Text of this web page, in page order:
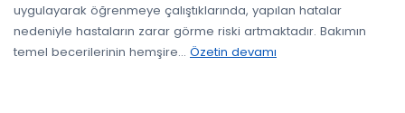
uygulayarak öğrenmeye çalıştıklarında, yapılan hatalar
nedeniyle hastaların zarar görme riski artmaktadır. Bakımın
temel becerilerinin hemşire... Özetin devamı